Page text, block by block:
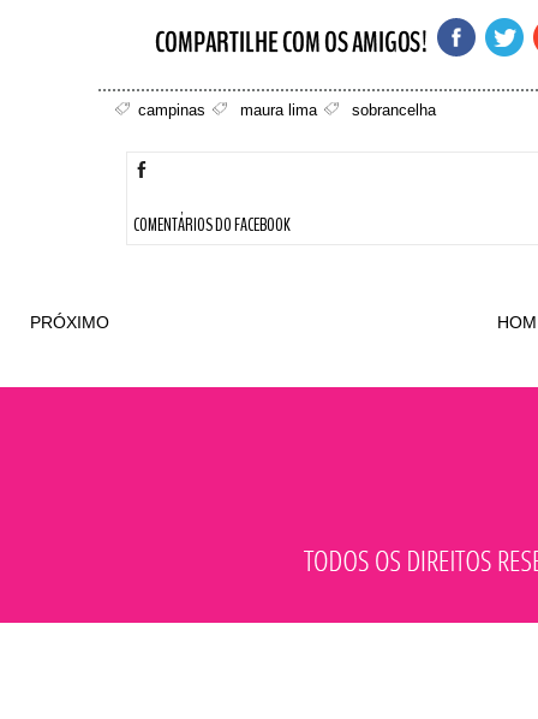
campinas maura lima sobrancelha
COMENTÁRIOS DO FACEBOOK
PRÓXIMO